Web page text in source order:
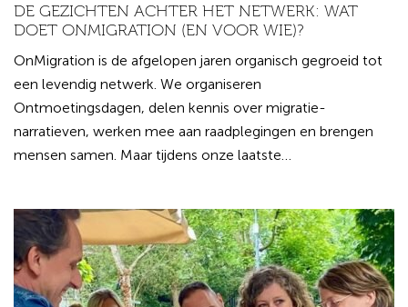
DE GEZICHTEN ACHTER HET NETWERK: WAT
DOET ONMIGRATION (EN VOOR WIE)?
OnMigration is de afgelopen jaren organisch gegroeid tot
een levendig netwerk. We organiseren
Ontmoetingsdagen, delen kennis over migratie-
narratieven, werken mee aan raadplegingen en brengen
mensen samen. Maar tijdens onze laatste…